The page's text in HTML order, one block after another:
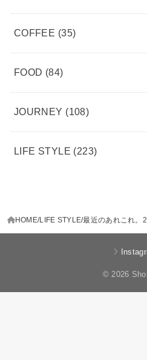
COFFEE (35)
FOOD (84)
JOURNEY (108)
LIFE STYLE (223)
HOME LIFE STYLE 最近のあれこれ。
© 2026